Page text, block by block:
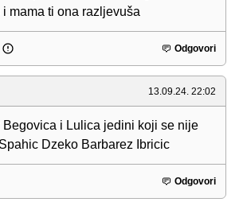
mama ti ona razljevuša
Odgovori
13.09.24. 22:02
i Lulica jedini koji se nije
Dzeko Barbarez Ibricic
Odgovori